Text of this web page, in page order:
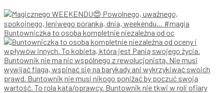
Buntowniczka to osoba kompletnie niezależna od oc